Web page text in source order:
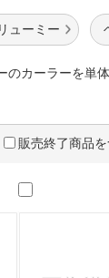
せ
ューミー
のカーラーを単
販売終了商品